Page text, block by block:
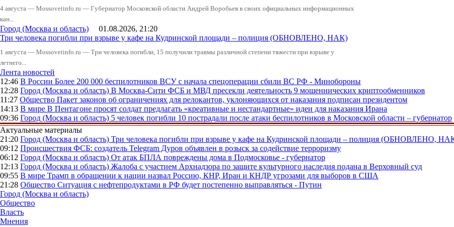
4 августа — Mossovetinfo.ru — Губернатор Московской области Андрей Воробьев в своих официальных информационных
кан...
Город (Москва и область) 01.08.2026, 21:20
Три человека погибли при взрыве у кафе на Кудринской площади – полиция (ОБНОВЛЕНО, НАК)
1 августа — Mossovetinfo.ru — Три человека погибли, 15 получили травмы различной степени тяжести при взрыве у
летнего...
Лента новостей
12:46 В России Более 200 000 беспилотников ВСУ с начала спецоперации сбили ВС РФ - Минобороны
12:28 Город (Москва и область) В Москва-Сити ФСБ и МВД пресекли деятельность 9 мошеннических криптообменников
11:27 Общество Пакет законов об ограничениях для релокантов, уклоняющихся от наказания подписан президентом
14:13 В мире В Пентагоне просят солдат предлагать «креативные и нестандартные» идеи для наказания Ирана
09:36 Город (Москва и область) 5 человек погибли 10 пострадали после атаки беспилотников в Московской области – губернатор
Актуальные материалы
21:20 Город (Москва и область) Три человека погибли при взрыве у кафе на Кудринской площади – полиция (ОБНОВЛЕНО,
09:12 Происшествия ФСБ: создатель Telegram Дуров объявлен в розыск за содействие терроризму
06:12 Город (Москва и область) От атак БПЛА повреждены дома в Подмосковье - губернатор
12:13 Город (Москва и область) Жалоба с участием Архнадзора по защите культурного наследия подана в Верховный суд
09:55 В мире Трамп в обращении к нации назвал Россию, КНР, Иран и КНДР угрозами для выборов в США
21:28 Общество Ситуация с нефтепродуктами в РФ будет постепенно выправляться - Путин
Город (Москва и область)
Общество
Власть
Мнения